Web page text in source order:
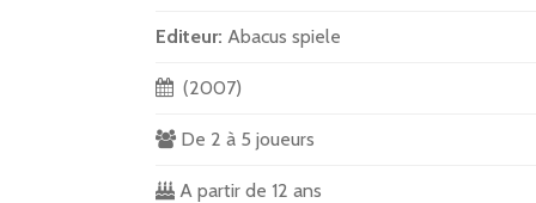
Editeur: Abacus spiele
(2007)
De 2 à 5 joueurs
A partir de 12 ans